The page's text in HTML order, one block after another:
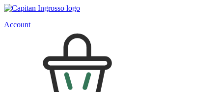
Account